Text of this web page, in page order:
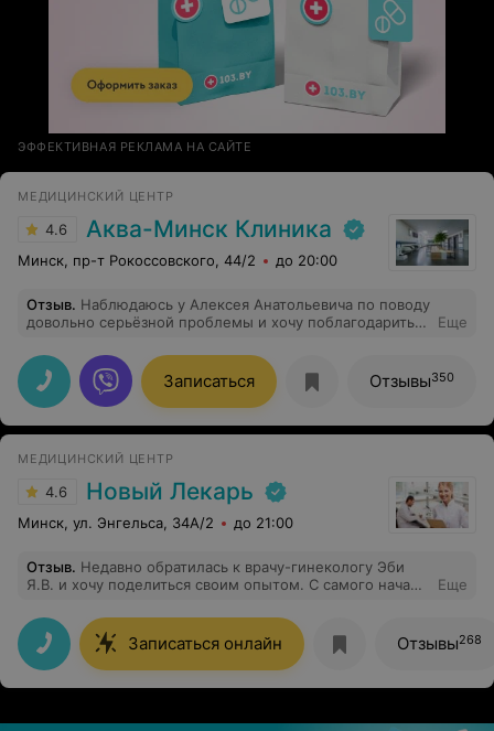
ЭФФЕКТИВНАЯ РЕКЛАМА НА САЙТЕ
МЕДИЦИНСКИЙ ЦЕНТР
4.6 Аква-Минск Клиника
Минск, пр-т Рокоссовского, 44/2 до 20:00
Отзыв. Наблюдаюсь у Алексея Анатольевича по поводу
довольно серьёзной проблемы и хочу поблагодарить
результат, тактичность, заботу сверх любых ожиданий.
Всем своим подругам рекомендую только этого
доктора. Моя нормальная полноценная жизнь сегодня
это однозначно заслуга Алексея Анатольевича, его
светлой головы.
Еще
Записаться Отзывы350
МЕДИЦИНСКИЙ ЦЕНТР
4.6 Новый Лекарь
Минск, ул. Энгельса, 34А/2 до 21:00
Отзыв. Недавно обратилась к врачу-гинекологу Эби
Я.В. и хочу поделиться своим опытом. С самого начала
профессиональным специалистом. Яна Владиславовна
выслушала все мои жалобы, предложила провести
полное гинекологическое обследование (осмотр,
анализы, УЗИ органов малого таза и молочной
железы), чтобы получить полную картину моего
внимание! Именно такого отношения ждешь от врача-
Еще
Записаться онлайн Отзывы268